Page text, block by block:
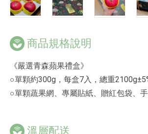
商品規格說明
《嚴選青森蘋果禮盒》
○單顆約300g，每盒7入，總重
○單顆蔬果網、專屬貼紙、贈紅包袋、
溫層配送